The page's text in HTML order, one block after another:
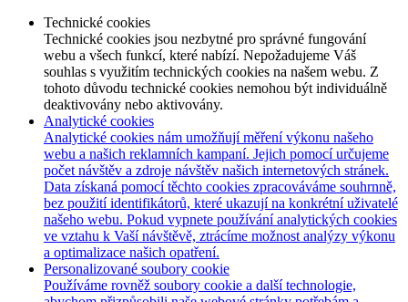
Technické cookies
Technické cookies jsou nezbytné pro správné fungování
webu a všech funkcí, které nabízí. Nepožadujeme Váš
souhlas s využitím technických cookies na našem webu. Z
tohoto důvodu technické cookies nemohou být individuálně
deaktivovány nebo aktivovány.
Analytické cookies
Analytické cookies nám umožňují měření výkonu našeho
webu a našich reklamních kampaní. Jejich pomocí určujeme
počet návštěv a zdroje návštěv našich internetových stránek.
Data získaná pomocí těchto cookies zpracováváme souhrnně,
bez použití identifikátorů, které ukazují na konkrétní uživatelé
našeho webu. Pokud vypnete používání analytických cookies
ve vztahu k Vaší návštěvě, ztrácíme možnost analýzy výkonu
a optimalizace našich opatření.
Personalizované soubory cookie
Používáme rovněž soubory cookie a další technologie,